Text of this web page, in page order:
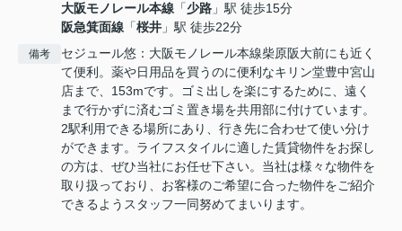
大阪モノレール本線 「少路 」駅 徒歩15分
阪急箕面線 「桜井 」駅 徒歩22分
備考
セジュール悠：大阪モノレール本線柴原阪大前にも近く
て便利。薬や日用品を買うのに便利なキリン堂豊中宮山
店まで、153mです。ゴミ出しを楽にするために、遠く
まで行かずに済むゴミ置き場を共用部に付けています。
2駅利用できる場所にあり、行き先に合わせて使い分け
ができます。ライフスタイルに適した賃貸物件をお探し
の方は、ぜひ当社にお任せ下さい。当社は様々な物件を
取り扱っており、お客様のご希望に合った物件をご紹介
できるようスタッフ一同努めてまいります。